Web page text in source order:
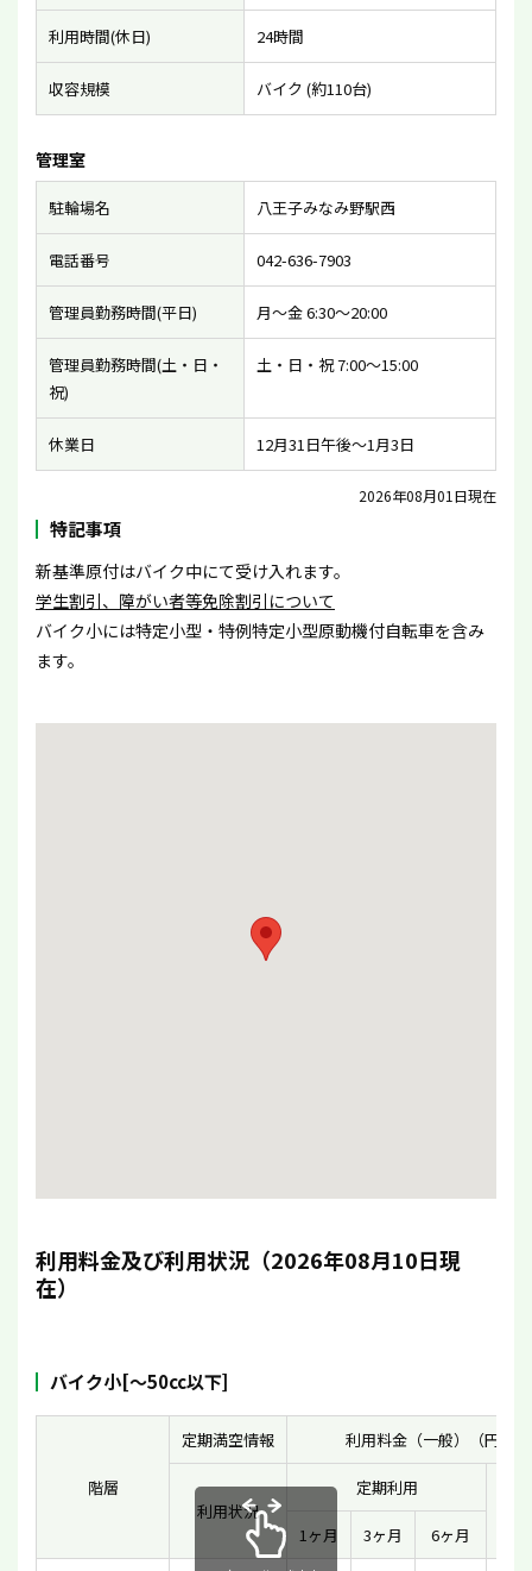
利用時間(休日) 24時間
収容規模 バイク (約110台)
管理室
駐輪場名 八王子みなみ野駅西
電話番号 042-636-7903
管理員勤務時間(平日) 月〜金 6:30〜20:00
管理員勤務時間(土・日・
祝)
土・日・祝 7:00〜15:00
休業日 12月31日午後〜1月3日
2026年08月01日現在
特記事項
新基準原付はバイク中にて受け入れます。
学生割引、障がい者等免除割引について
バイク小には特定小型・特例特定小型原動機付自転車を含み
ます。
利用料金及び利用状況（2026年08月10日現
在）
バイク小[〜50cc以下]
階層
定期満空情報 利用料金（一般）（円）
利用状況
定期利用
1ヶ月
3ヶ月 6ヶ月